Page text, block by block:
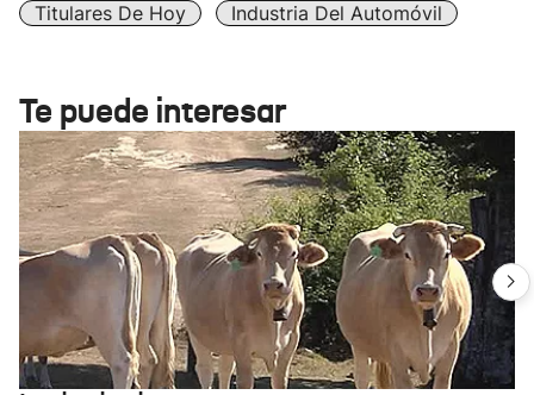
Titulares De Hoy
Industria Del Automóvil
Te puede interesar